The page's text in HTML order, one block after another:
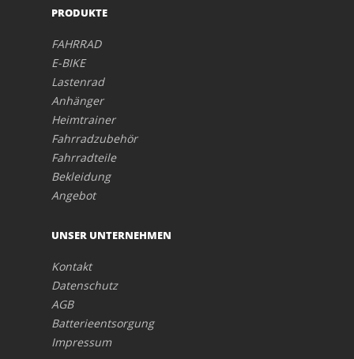
PRODUKTE
FAHRRAD
E-BIKE
Lastenrad
Anhänger
Heimtrainer
Fahrradzubehör
Fahrradteile
Bekleidung
Angebot
UNSER UNTERNEHMEN
Kontakt
Datenschutz
AGB
Batterieentsorgung
Impressum